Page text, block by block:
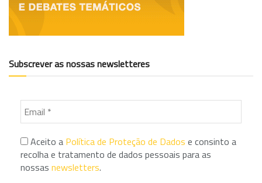
Subscrever as nossas newsletteres
Aceito a Política de Proteção de Dados e consinto a
recolha e tratamento de dados pessoais para as
nossas newsletters.